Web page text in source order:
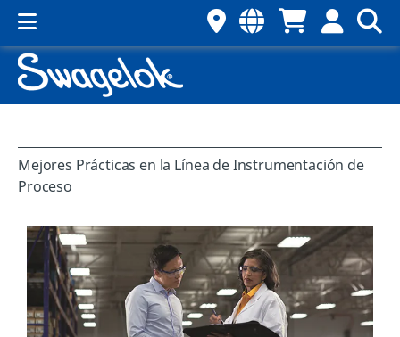
Mejores Prácticas en la Línea de Instrumentación de
Proceso